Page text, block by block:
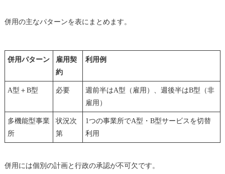
併用の主なパターンを表にまとめます。
併用パターン
雇用契
約
利用例
A型＋B型 必要
週前半はA型（雇用）、週後半はB型（非
雇用）
多機能型事業
所
状況次
第
1つの事業所でA型・B型サービスを切替
利用
併用には個別の計画と行政の承認が不可欠です。